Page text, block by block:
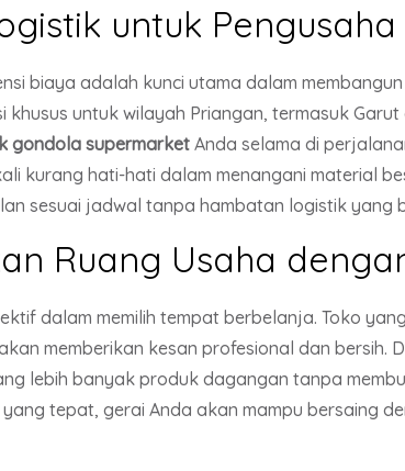
untuk
biaya adalah kunci utama dalam
khusus untuk wilayah Priangan, termasuk
gondola supermarketAnda selama di
kurang hati-hati dalam menangani material
sesuai jadwal tanpa hambatan logistik yang
Ruang Usaha
dalam memilih tempat berbelanja. Toko
memberikan kesan profesional dan bersih.
lebih banyak produk dagangan tanpa
tepat, gerai Anda akan mampu bersaing